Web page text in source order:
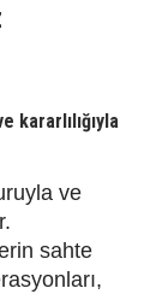
kararlılığıyla
ve
sahte